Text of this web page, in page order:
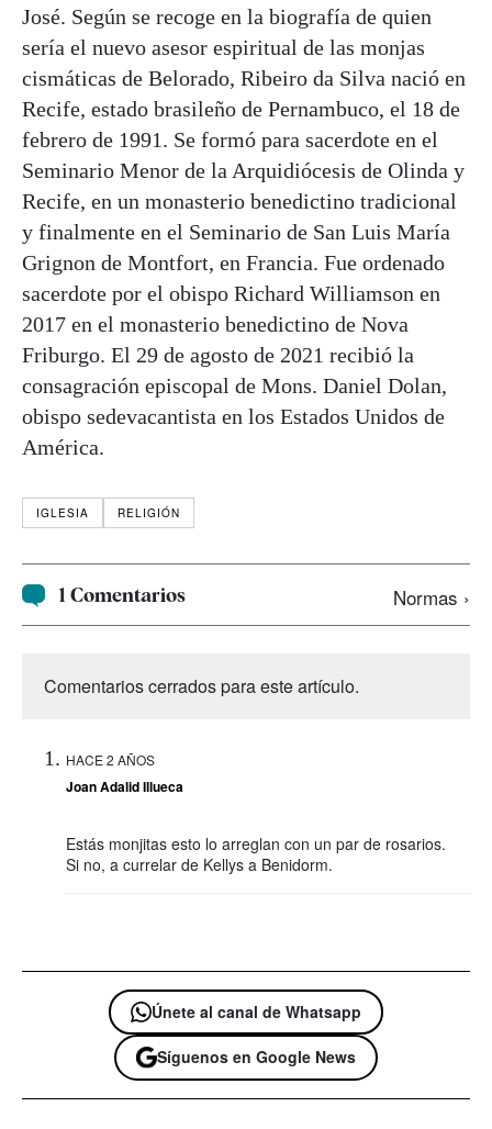
José. Según se recoge en la biografía de quien
sería el nuevo asesor espiritual de las monjas
cismáticas de Belorado, Ribeiro da Silva nació en
Recife, estado brasileño de Pernambuco, el 18 de
febrero de 1991. Se formó para sacerdote en el
Seminario Menor de la Arquidiócesis de Olinda y
Recife, en un monasterio benedictino tradicional
y finalmente en el Seminario de San Luis María
Grignon de Montfort, en Francia. Fue ordenado
sacerdote por el obispo Richard Williamson en
2017 en el monasterio benedictino de Nova
Friburgo. El 29 de agosto de 2021 recibió la
consagración episcopal de Mons. Daniel Dolan,
obispo sedevacantista en los Estados Unidos de
América.
IGLESIA RELIGIÓN
1 Comentarios Normas ›
Comentarios cerrados para este artículo.
HACE 2 AÑOS
Joan Adalid Illueca
Estás monjitas esto lo arreglan con un par de rosarios.
Si no, a currelar de Kellys a Benidorm.
Únete al canal de Whatsapp
Síguenos en Google News